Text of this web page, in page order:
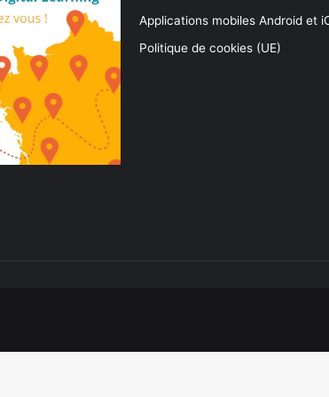
Applications mobiles Android et
Politique de cookies (UE)